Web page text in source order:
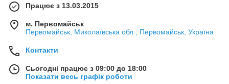
погоду, а також як перший, базовий шар в системі
В інтернет-магазині «KORKA» ви знайдете широкий вибір
лонгслів з використанням натуральних тканин і
термоматеріалів. Для пошиву представлених моделей ми
Працює з 13.03.2015
м. Первомайськ
Первомайськ, Миколаївська обл., Первомайськ, Україна
Контакти
Сьогодні працює з 09:00 до 18:00
Показати весь графік роботи